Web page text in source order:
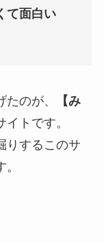
て面白い
のが、
【み
トです。
りするこのサ